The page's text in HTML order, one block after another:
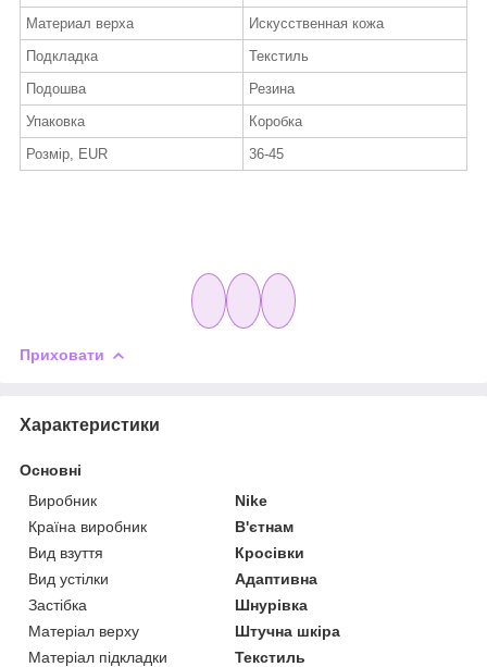
Материал верха
Искусственная кожа
Подкладка
Текстиль
Подошва
Резина
Упаковка
Коробка
Розмір, EUR
36-45
Приховати
Характеристики
Основні
Виробник
Nike
Країна виробник
В'єтнам
Вид взуття
Кросівки
Вид устілки
Адаптивна
Застібка
Шнурівка
Матеріал верху
Штучна шкіра
Матеріал підкладки
Текстиль